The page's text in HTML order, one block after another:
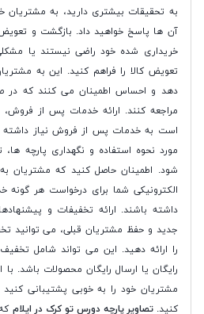
به تحقیقات بیشتری دارید، به مشتریان
آن ها پاسخ خواهید داد. بازگشت و
خریداری شده خود راضی نیستند یا
تعویض کالا را فراهم کنید. این به
دهد و احساس اطمینان می کنند که در
مراجعه کنند. ارائه خدمات پس از
است به خدمات پس از فروش نیاز داشته
مورد نحوه استفاده و نگهداری پارچه
شود. اطمینان حاصل کنید که مشتریان
الکترونیکی شما برای درخواست هر
داشته باشند. ارائه تخفیفات و
جدید و حفظ مشتریان قبلی، می توانید
را ارائه دهید. این می تواند شامل
رایگان یا ارسال رایگان محصولات باشد.
مشتریان خود را به خوبی پشتیبانی کنید
کنید.تصاویر پارچه دورس تو کرک در ایلام